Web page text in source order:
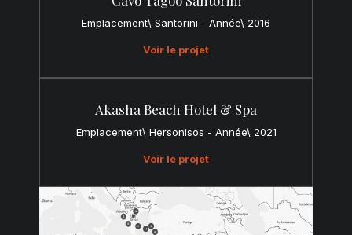
Emplacement\ Santorini - Année\ 2016
Voir le projet
Akasha Beach Hotel & Spa
Emplacement\ Hersonisos - Année\ 2021
Voir le projet